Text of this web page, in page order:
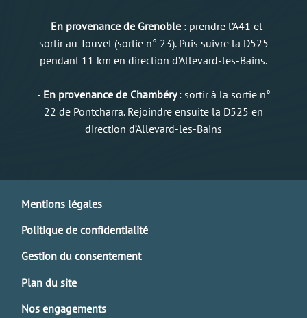
- En provenance de Grenoble : prendre l’A41 et
sortir au Touvet (sortie n° 23). Puis suivre la D525
pendant 11 km en direction d’Allevard-les-Bains.
- En provenance de Chambéry: sortir à la sortie n°
22 de Pontcharra. Rejoindre ensuite la D525 en
direction d’Allevard-les-Bains
Mentions légales
Politique de confidentialité
Gestion du consentement
Plan du site
Nos engagements